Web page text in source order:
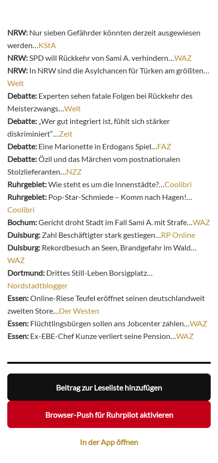
NRW: Nur sieben Gefährder könnten derzeit ausgewiesen
werden…KStA
NRW:SPD will Rückkehr von Sami A. verhindern…WAZ
NRW: In NRW sind die Asylchancen für Türken am größten…
Welt
Debatte: Experten sehen fatale Folgen bei Rückkehr des
Meisterzwangs…Welt
Debatte: „Wer gut integriert ist, fühlt sich stärker
diskriminiert“…Zeit
Debatte: Eine Marionette in Erdogans Spiel…FAZ
Debatte:Özil und das Märchen vom postnationalen
Stolzlieferanten…NZZ
Ruhrgebiet:Wie steht es um die Innenstädte?…Coolibri
Ruhrgebiet: Pop-Star-Schmiede – Komm nach Hagen!…
Coolibri
Bochum:Gericht droht Stadt im Fall Sami A. mit Strafe…WAZ
Duisburg: Zahl Beschäftigter stark gestiegen…RP Online
Duisburg: Rekordbesuch an Seen, Brandgefahr im Wald…
WAZ
Dortmund: Drittes Still-Leben Borsigplatz…
Nordstadtblogger
Essen:Online-Riese Teufel eröffnet seinen deutschlandweit
zweiten Store…Der Westen
Essen: Flüchtlingsbürgen sollen ans Jobcenter zahlen…WAZ
Essen: Ex-EBE-Chef Kunze verliert seine Pension…WAZ
Beitrag zur Leseliste hinzufügen
Browser-Push für Ruhrpilot aktivieren
In der App öffnen